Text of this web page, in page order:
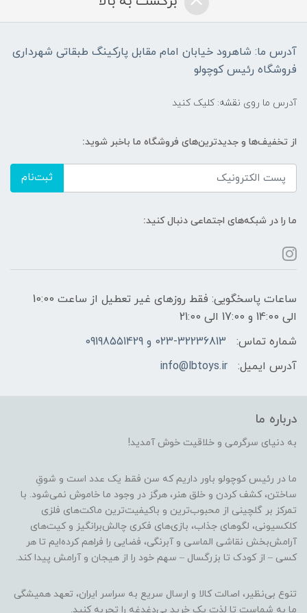
آدرس ما: شاهرود خیابان امام مقابل پارکینگ طبقاتی شهرداری
فروشگاه رئیس کوچولو
آدرس ما روی نقشه: کلیک کنید
از تخفیف‌ها و جدیدترین‌های فروشگاه ما باخبر شوید:
ثبت‌نام
ما را در شبکه‌های اجتماعی دنبال کنید:
ساعات پاسخگویی: فقط روزهای غیر تعطیل از ساعت 10:00
الی 14:00 و 17:00 الی 21:00
شماره تماس:
023-32236813 و 09198551429
آدرس ایمیل:
info@lbtoys.ir
درباره ما
به دنیای سرگرمی و خلاقیت خوش آمدید!
ما در رئیس کوچولو باور داریم که سن فقط یک عدد است و شوقِ
ساختن، کشف کردن و خلق هنر، هرگز در وجود ما خاموش نمی‌شود. با
تمرکز بر گلچینی از محبوب‌ترین و باکیفیت‌ترین ماکت‌های فلزی
کلکسیونی، لگوهای جذاب، بازی‌های فکری چالش‌برانگیز و کیت‌های
آرامش‌بخش نقاشی الماسی و آبرنگی، فضایی را فراهم کرده‌ایم تا هر
کسی – از کودک تا بزرگسال – سهم خود را از هیجان و آرامش پیدا کند.
تنوع بی‌نظیر، اصالت کالا و ارسال سریع به سراسر ایران، تعهد همیشگی
ما به شماست تا لذت یک خرید بی‌دغدغه را تجربه کنید.